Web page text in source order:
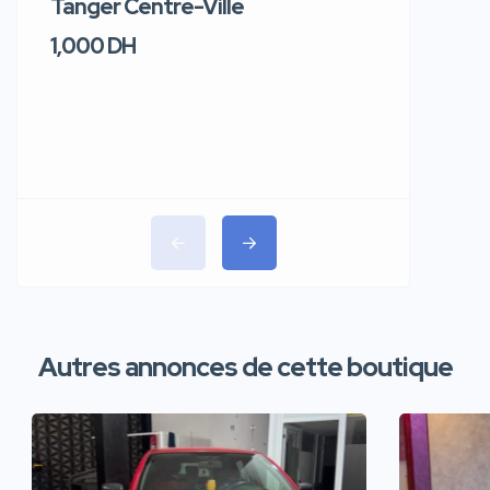
Tanger Centre-Ville
1,000 DH
Autres annonces de cette boutique